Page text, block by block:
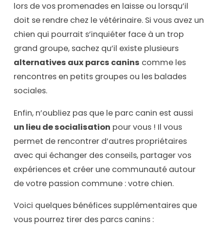
lors de vos promenades en laisse ou lorsqu’il
doit se rendre chez le vétérinaire. Si vous avez un
chien qui pourrait s’inquiéter face à un trop
grand groupe, sachez qu’il existe plusieurs
alternatives aux parcs canins comme les
rencontres en petits groupes ou les balades
sociales.
Enfin, n’oubliez pas que le parc canin est aussi
un lieu de socialisation pour vous ! Il vous
permet de rencontrer d’autres propriétaires
avec qui échanger des conseils, partager vos
expériences et créer une communauté autour
de votre passion commune : votre chien.
Voici quelques bénéfices supplémentaires que
vous pourrez tirer des parcs canins :